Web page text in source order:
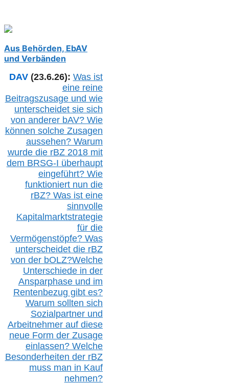
Aus Behörden, EbAV
und Verbänden
DAV (23.6.26): Was ist
eine reine
Beitragszusage und wie
unterscheidet sie sich
von anderer bAV? Wie
können solche Zusagen
aussehen? Warum
wurde die rBZ2018 mit
dem BRSG-I überhaupt
eingeführt? Wie
funktioniert nun die
rBZ? Was ist eine
sinnvolle
Kapitalmarktstrategie
für die
Vermögenstöpfe? Was
unterscheidet die rBZ
von der bOLZ?Welche
Unterschiede in der
Ansparphase und im
Rentenbezug gibt es?
Warum sollten sich
Sozialpartner und
Arbeitnehmer auf diese
neue Form der Zusage
einlassen? Welche
Besonderheiten der rBZ
muss man in Kauf
nehmen?